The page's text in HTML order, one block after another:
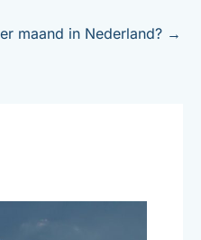
maand in Nederland? →